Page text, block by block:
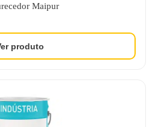
Maipur